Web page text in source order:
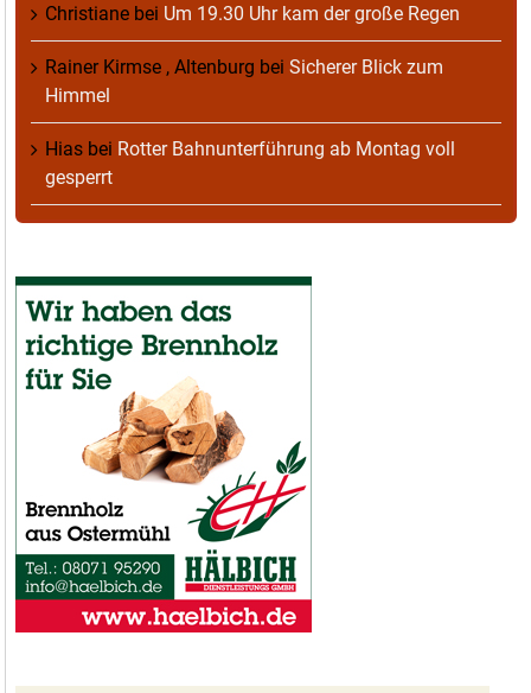
Christiane bei Um 19.30 Uhr kam der große Regen
Rainer Kirmse , Altenburg bei Sicherer Blick zum
Himmel
Hias bei Rotter Bahnunterführung ab Montag voll
gesperrt